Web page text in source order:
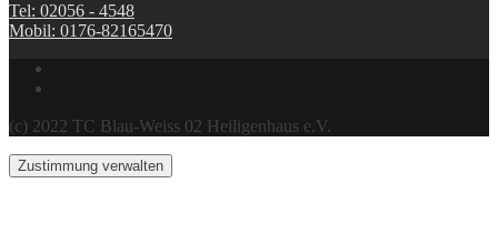
Tel: 02056 - 4548
Mobil: 0176-82165470
(c) 2022 TC Blau-Weiss 02 Heiligenhaus e.V.
Zustimmung verwalten